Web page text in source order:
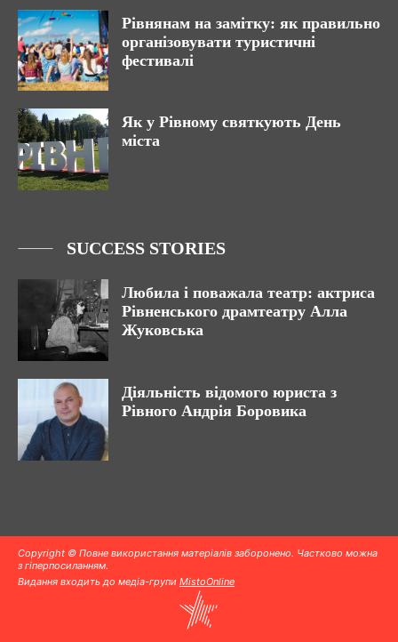
Рівнянам на замітку: як правильно
організовувати туристичні
фестивалі
Як у Рівному святкують День
міста
SUCCESS STORIES
Любила і поважала театр: актриса
Рівненського драмтеатру Алла
Жуковська
Діяльність відомого юриста з
Рівного Андрія Боровика
Copyright © Повне використання матеріалів заборонено. Частково можна
з гіперпосиланням.
Видання входить до медіа-групи MistoOnline